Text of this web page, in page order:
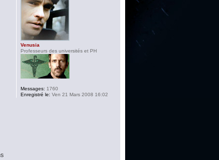
Venusia
Professeurs des universités et PH
Messages: 1760
Enregistré le: Ven 21 Mars 2008 16:02